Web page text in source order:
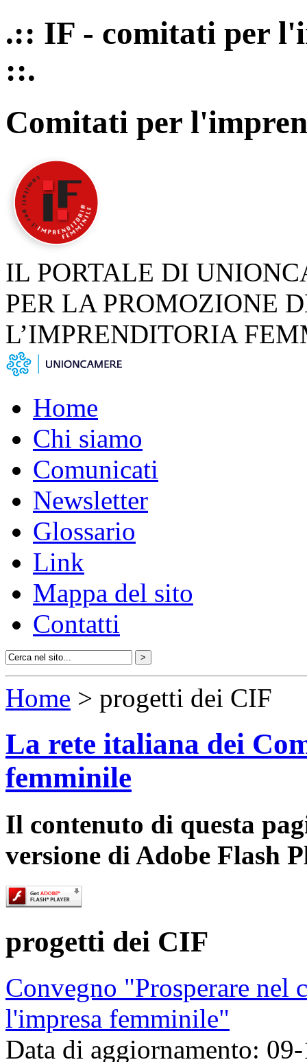
.:: IF - comitati per
::.
Comitati per
IL PORTALE DI
PER LA PROMOZIONE
L’IMPRENDITORIA
Home
Chi siamo
Comunicati
Newsletter
Glossario
Link
Mappa del sito
Contatti
Home > progetti dei CIF
La rete italiana dei
femminile
Il contenuto di questa
versione di Adobe Flash
progetti dei CIF
Convegno "Prosperare nel
l'impresa femminile"
Data di aggiornamento: